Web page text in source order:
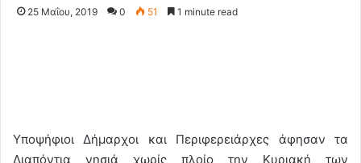
25 Μαΐου, 2019 0 51 1 minute read
Υποψήφιοι Δήμαρχοι και Περιφερειάρχες άφησαν τα
Διαπόντια νησιά χωρίς πλοίο την Κυριακή των